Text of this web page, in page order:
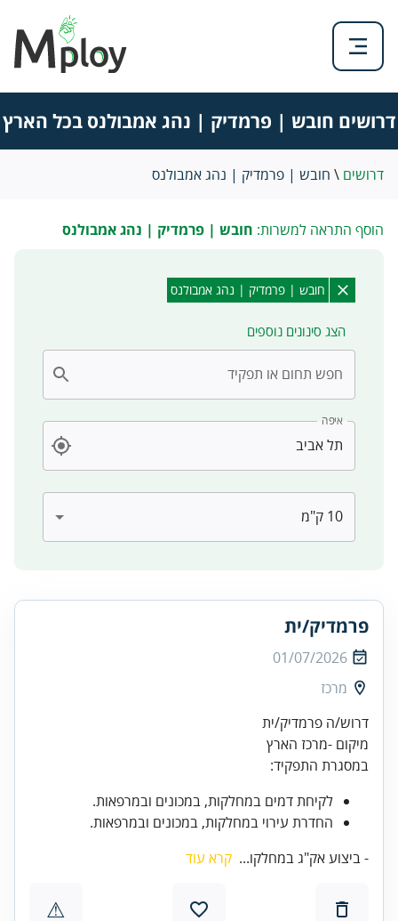
דרושים חובש | פרמדיק | נהג אמבולנס בכל הארץ
דרושים \ חובש | פרמדיק | נהג אמבולנס
הוסף התראה למשרות: חובש | פרמדיק | נהג אמבולנס
חובש | פרמדיק | נהג אמבולנס
הצג סינונים נוספים
חפש תחום או תפקיד
איפה
פרמדיק/ית
01/07/2026
מרכז
מיקום -מרכז הארץ
במסגרת התפקיד:
לקיחת דמים במחלקות, במכונים ובמרפאות.
החדרת עירוי במחלקות, במכונים ובמרפאות.
- ביצוע אק"ג במחלקו... קרא עוד
⚠